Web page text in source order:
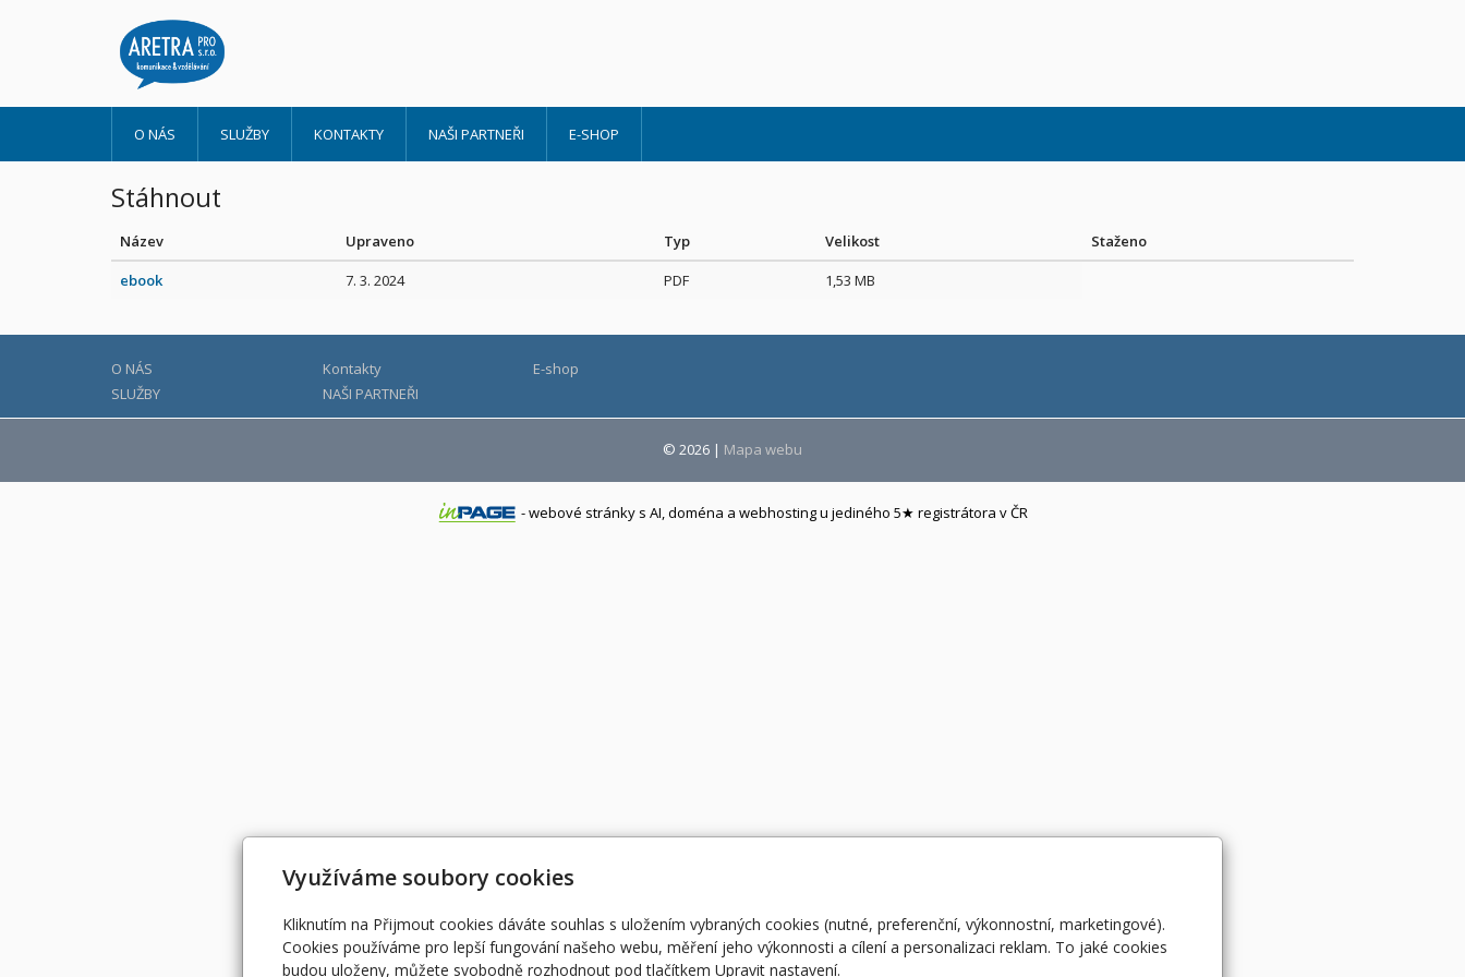
O NÁS SLUŽBY KONTAKTY NAŠI PARTNEŘI E-SHOP
Stáhnout
Název Upraveno Typ Velikost
Staženo
ebook
7. 3. 2024 PDF 1,53 MB
O NÁS
SLUŽBY
Kontakty
NAŠI PARTNEŘI
E-shop
© 2026 | Mapa webu
-webové stránky s AI, doména a webhostingu jediného 5★ registrátora v ČR
Využíváme soubory cookies
Kliknutím na Přijmout cookies dáváte souhlas s uložením vybraných cookies (nutné, preferenční, výkonnostní, marketingové).
Cookies používáme pro lepší fungování našeho webu, měření jeho výkonnosti a cílení a personalizaci reklam. To jaké cookies
budou uloženy, můžete svobodně rozhodnout pod tlačítkem Upravit nastavení.